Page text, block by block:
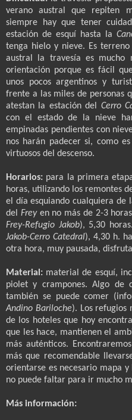
verano austral que repiten
siempre hay que tener
estación de esquí hasta la
tenga hielo y nieve. Es
austral la travesía es mucho
orientación porque es fácil
unos pocos argentinos y
frente a las miles de personas
atestan la estación del Cerro
con el estado de la nieve
empinadas pendientes con
nos harán padecer si, como
virtuosos del descenso.
Horarios: para la primera
horas, utilizando los remontes
el día esquiando cualquiera de
del Freyen no más de 2-3
Frey-Refugio Jakob), 5,30
Jakob-Cerro Catedral), 4,30 h.
otra hora, muy pausada,
Material: material de esquí,
piolet y crampones. Algo de
también se puede comer
Andino Bariloche). Los refugios
de los hoteles que hoy
que les hace, mantienen el
más auténticos.
más que recomendable
orientarse es necesario mapa y
no puede faltar para ir mucho
Más información: